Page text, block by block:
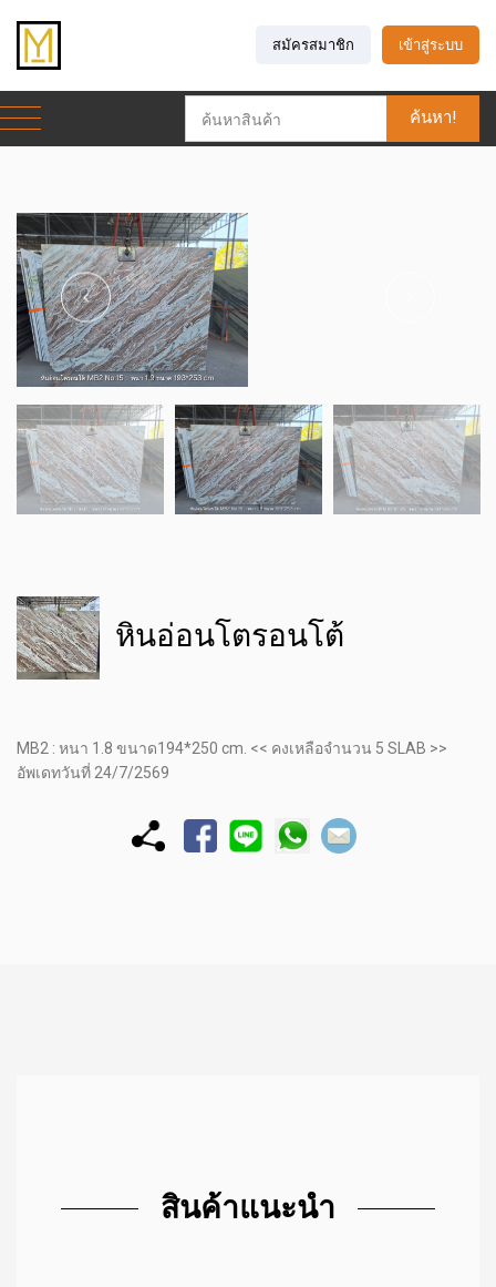
สมัครสมาชิก เข้าสู่ระบบ
ค้นหา!
หินอ่อนโตรอนโต้
MB2 : หนา 1.8 ขนาด194*250 cm. << คงเหลือจำนวน 5 SLAB >>
อัพเดทวันที่ 24/7/2569
สินค้าแนะนำ